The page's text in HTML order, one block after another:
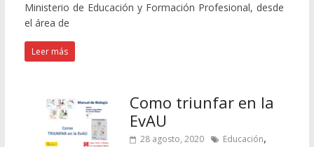
Ministerio de Educación y Formación Profesional, desde
el área de
Leer más
Como triunfar en la
EvAU
28 agosto, 2020 Educación,